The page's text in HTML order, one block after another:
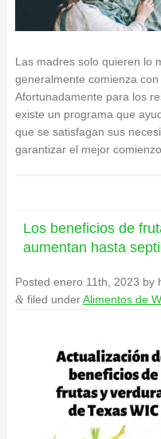
Las madres solo quieren lo
generalmente comienza
Afortunadamente para los
existe un programa que
que se satisfagan sus
garantizar el mejor
Los beneficios de
aumentan hasta
Posted enero 11th, 2023 by
&filed underAlimentos de